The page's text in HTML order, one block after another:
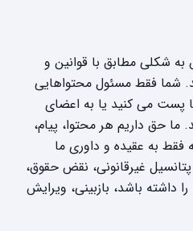
به شکلی مطابق با قوانین و
شما فقط مسئول محتواهایی
پست می کنید یا به اعضای
ما حق داریم هر محتوا، پیام،
فقط به عقیده و داوری ما
غیرقانونی، نقض حقوق،
داشته باشد، بازبینی، ویرایش